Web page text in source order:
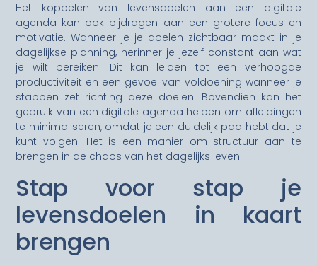
Het koppelen van levensdoelen aan een digitale
agenda kan ook bijdragen aan een grotere focus en
motivatie. Wanneer je je doelen zichtbaar maakt in je
dagelijkse planning, herinner je jezelf constant aan wat
je wilt bereiken. Dit kan leiden tot een verhoogde
productiviteit en een gevoel van voldoening wanneer je
stappen zet richting deze doelen. Bovendien kan het
gebruik van een digitale agenda helpen om afleidingen
te minimaliseren, omdat je een duidelijk pad hebt dat je
kunt volgen. Het is een manier om structuur aan te
brengen in de chaos van het dagelijks leven.
Stap voor stap je
levensdoelen in kaart
brengen